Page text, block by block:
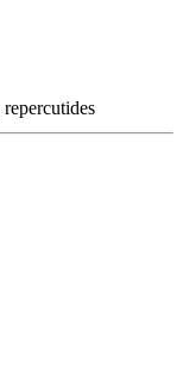
repercutides